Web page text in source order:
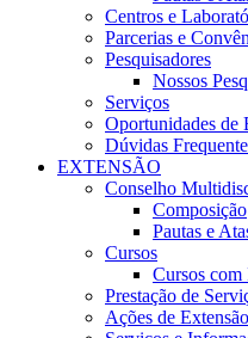
Centros e
Parcerias e
Pesquisadores
Nossos
Serviços
Oportunidades de
Dúvidas
EXTENSÃO
Conselho
Composição
Pautas e
Cursos
Cursos com
Prestação de
Ações de